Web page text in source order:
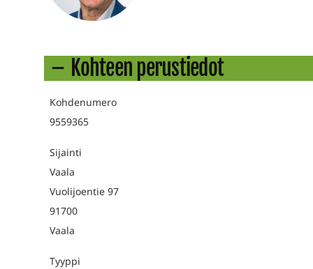
Kohteen perustiedot
Kohdenumero
9559365
Sijainti
Vaala
Vuolijoentie 97
91700
Vaala
Tyyppi